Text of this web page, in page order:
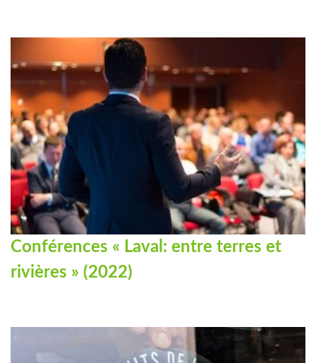
Conférences « Laval: entre terres et
rivières » (2022)